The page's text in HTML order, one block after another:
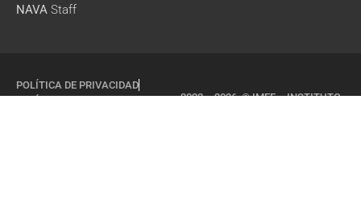
NAVA Staff
2022 – 2026 © IMEF – INSTITUTO
POLÍTICA DE PRIVACIDAD